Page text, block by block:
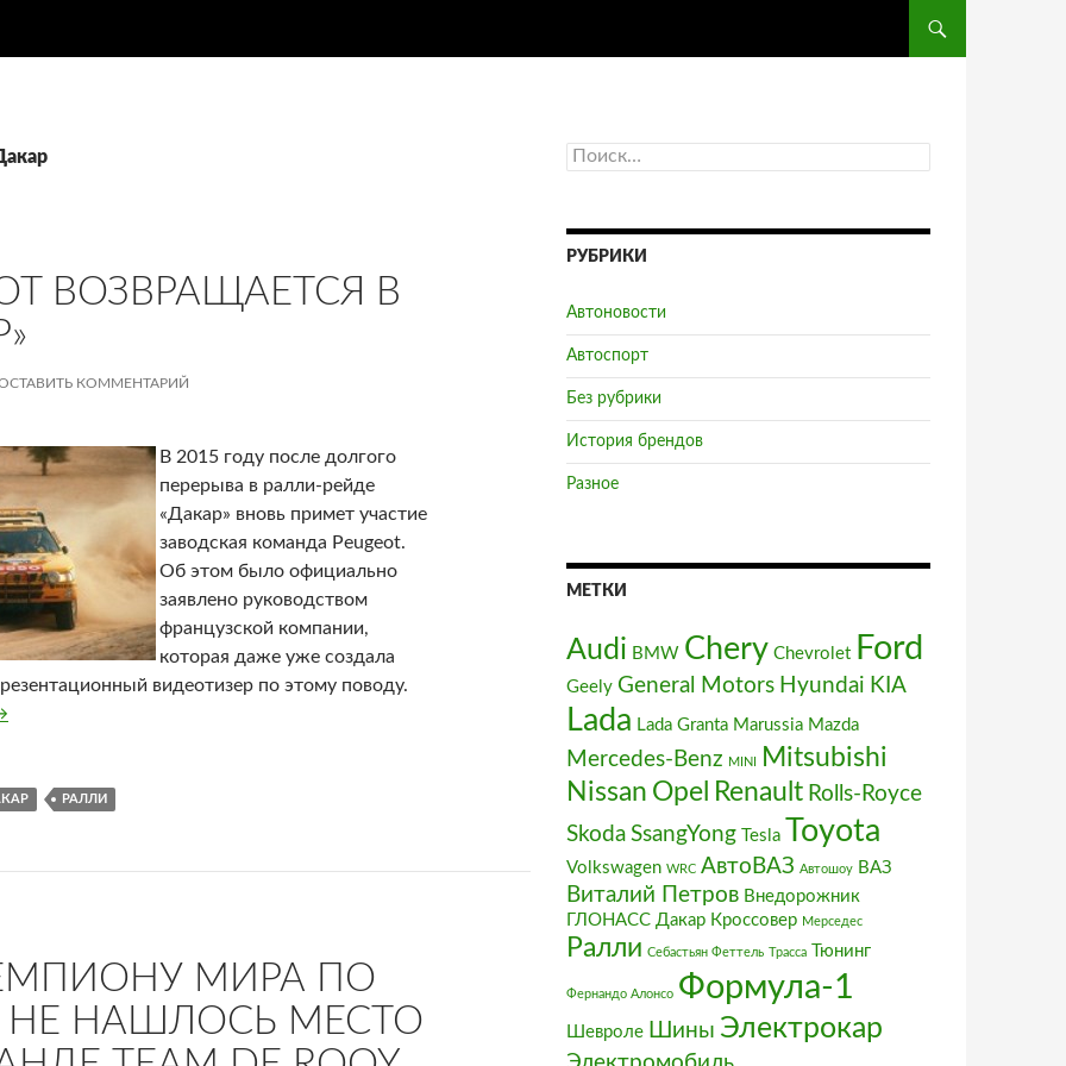
ВОЗВРАЩАЕТСЯ В
КОММЕНТАРИЙ
В 2015 году после долгого
перерыва в ралли-рейде
«Дакар» вновь примет участие
заводская команда Peugeot.
Об этом было официально
заявлено руководством
французской компании,
которая даже уже создала
видеотизер по этому поводу.
возвращается в «Дакар»
РАЛЛИ
МИРА ПО
НЕ НАШЛОСЬ МЕСТО
Н
а
и
:РУБРИКИ
Автоновости
Автоспорт
Без рубрики
История брендов
Разное
МЕТКИ
Audi BMW Chery Chevrolet Ford
Geely General Motors Hyundai KIA
Lada Lada Granta Marussia Mazda
Mercedes-Benz MINI
Mitsubishi
Nissan Opel Renault Rolls-Royce
Skoda SsangYong Tesla Toyota
Volkswagen WRC АвтоВАЗ Автошоу ВАЗ
Виталий Петров Внедорожник
ГЛОНАСС Дакар Кроссовер Мерседес
Ралли Себастьян Феттель Трасса Тюнинг
Фернандо Алонсо Формула-1
Шевроле Шины Электрокар